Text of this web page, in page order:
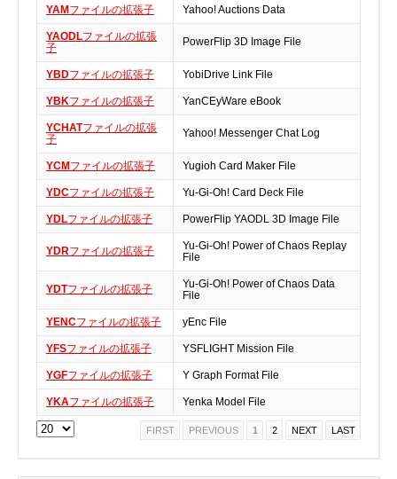
実行ファイル
フォントファイル
ゲームファイル
GISファイル
ページレイアウトファイル
その他のファイル
プラグインファイル
プラグインファイル
設定ファイル
システムファイル
動画ファイル
インターネットファイル
ドライバのカテゴリー
BIOS
Bluetooth
カードリーダー
YAM ファイルの拡張子 Yahoo! Auctions Data
YAODLファイルの拡張
子
PowerFlip 3D Image File
YBDファイルの拡張子 YobiDrive Link File
YBKファイルの拡張子 YanCEyWare eBook
YCHATファイルの拡張
子
Yahoo! Messenger Chat Log
YCM ファイルの拡張子 Yugioh Card Maker File
YDCファイルの拡張子 Yu-Gi-Oh! Card Deck File
YDLファイルの拡張子 PowerFlip YAODL 3D Image File
YDRファイルの拡張子
Yu-Gi-Oh! Power of Chaos Replay
File
YDTファイルの拡張子
Yu-Gi-Oh! Power of Chaos Data
File
YENCファイルの拡張子 yEnc File
YFSファイルの拡張子 YSFLIGHT Mission File
YGFファイルの拡張子 Y Graph Format File
YKAファイルの拡張子 Yenka Model File
FIRST PREVIOUS 1 2 NEXT LAST